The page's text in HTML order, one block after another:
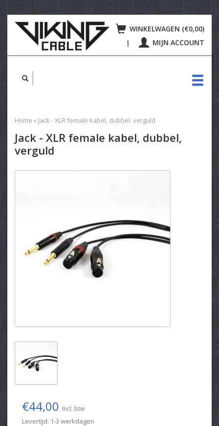
WINKELWAGEN (€0,00)
| MIJN ACCOUNT
Home » Jack - XLR female kabel, dubbel, verguld
Jack - XLR female kabel, dubbel,
verguld
€44,00 Incl. btw
Levertijd: 1-3 werkdagen